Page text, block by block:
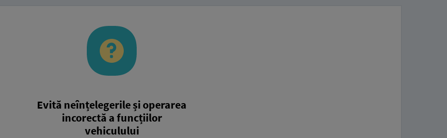
Evită neînțelegerile și operarea
incorectă a funcțiilor
vehiculului